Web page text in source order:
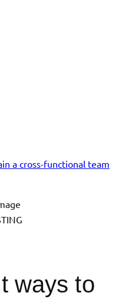
a cross-functional team
ways to